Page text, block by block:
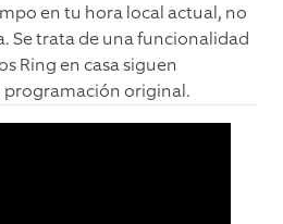
en tu hora local actual, no
Se trata de una funcionalidad
Ring en casa siguen
original.